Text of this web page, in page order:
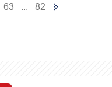
高年級入學
學勇於發問及提出
63 ... 82